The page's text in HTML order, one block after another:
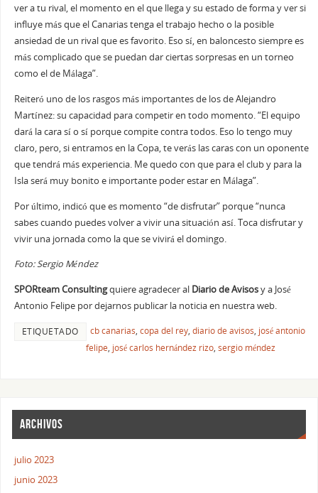
ver a tu rival, el momento en el que llega y su estado de forma y ver si
influye más que el Canarias tenga el trabajo hecho o la posible
ansiedad de un rival que es favorito. Eso sí, en baloncesto siempre es
más complicado que se puedan dar ciertas sorpresas en un torneo
como el de Málaga”.
Reiteró uno de los rasgos más importantes de los de Alejandro
Martínez: su capacidad para competir en todo momento. “El equipo
dará la cara sí o sí porque compite contra todos. Eso lo tengo muy
claro, pero, si entramos en la Copa, te verás las caras con un oponente
que tendrá más experiencia. Me quedo con que para el club y para la
Isla será muy bonito e importante poder estar en Málaga”.
Por último, indicó que es momento “de disfrutar” porque “nunca
sabes cuando puedes volver a vivir una situación así. Toca disfrutar y
vivir una jornada como la que se vivirá el domingo.
Foto: Sergio Méndez
SPORteam Consultingquiere agradecer al Diario de Avisosy a José
Antonio Felipe por dejarnos publicar la noticia en nuestra web.
ETIQUETADO cb canarias, copa del rey, diario de avisos, josé antonio
felipe, josé carlos hernández rizo, sergio méndez
ARCHIVOS
julio 2023
junio 2023